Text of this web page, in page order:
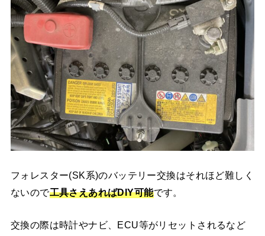
フォレスター(SK系)のバッテリー交換はそれほど難しく
ないので工具さえあればDIY可能です。
交換の際は時計やナビ、ECU等がリセットされるなど